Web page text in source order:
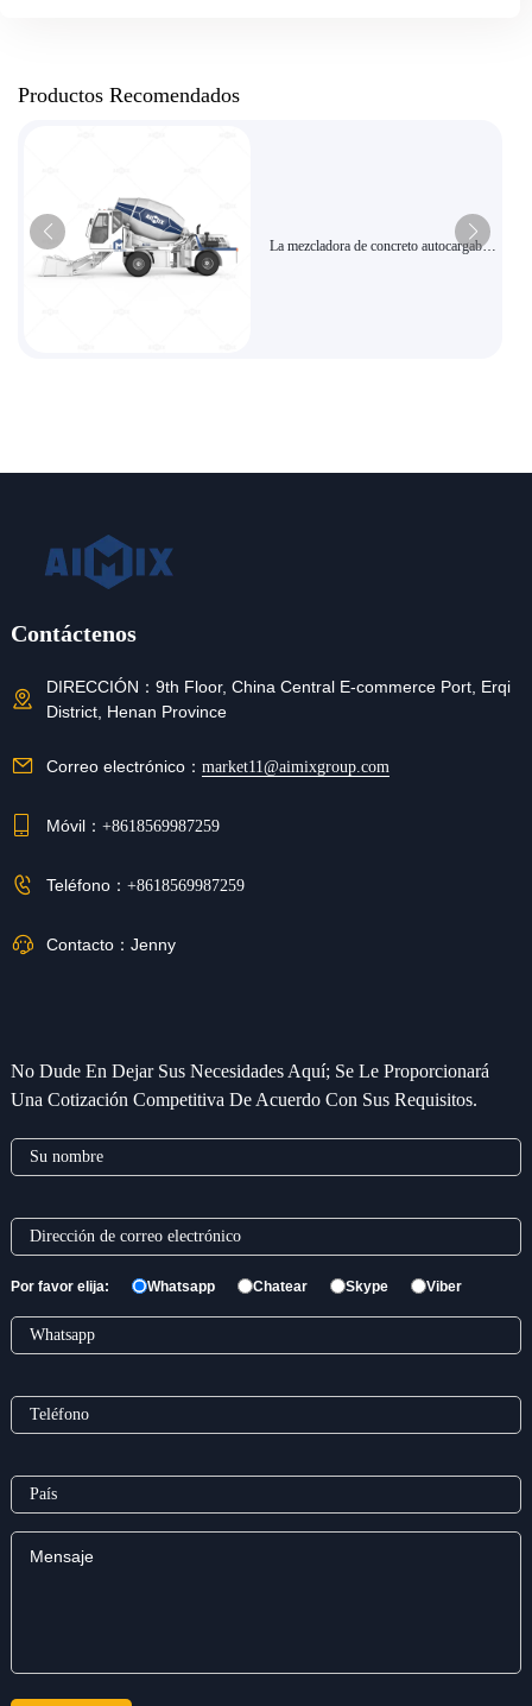
Productos Recomendados
La mezcladora de concreto autocargable
Contáctenos
DIRECCIÓN： 9th Floor, China Central E-commerce Port, Erqi
District, Henan Province
Correo electrónico： market11@aimixgroup.com
Móvil： +8618569987259
Teléfono： +8618569987259
Contacto： Jenny
No Dude En Dejar Sus Necesidades Aquí; Se Le Proporcionará
Una Cotización Competitiva De Acuerdo Con Sus Requisitos.
Por favor elija: Whatsapp Chatear Skype Viber